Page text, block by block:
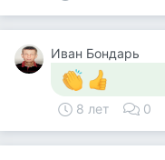
Иван Бондарь
8 лет 0